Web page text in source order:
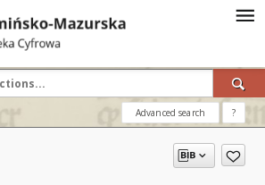
Advanced search ?